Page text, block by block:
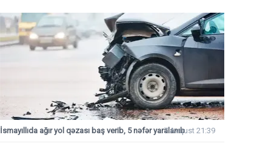
İsmayıllıda ağır yol qəzası baş verib, 5 nəfər yaralanıb7 Avqust 21:39